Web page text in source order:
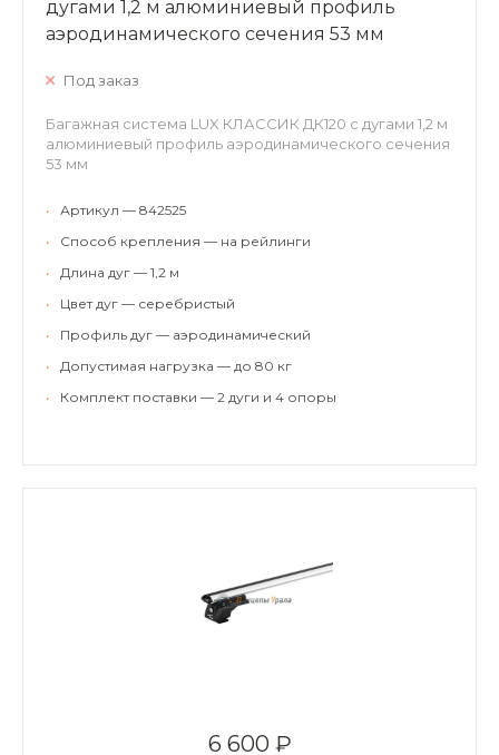
дугами 1,2 м алюминиевый профиль
аэродинамического сечения 53 мм
Под заказ
Багажная система LUX КЛАССИК ДК120 с дугами 1,2 м
алюминиевый профиль аэродинамического сечения
53 мм
•
Артикул — 842525
•
Способ крепления — на рейлинги
•
Длина дуг — 1,2 м
•
Цвет дуг — серебристый
•
Профиль дуг — аэродинамический
•
Допустимая нагрузка — до 80 кг
•
Комплект поставки — 2 дуги и 4 опоры
6 600 ₽